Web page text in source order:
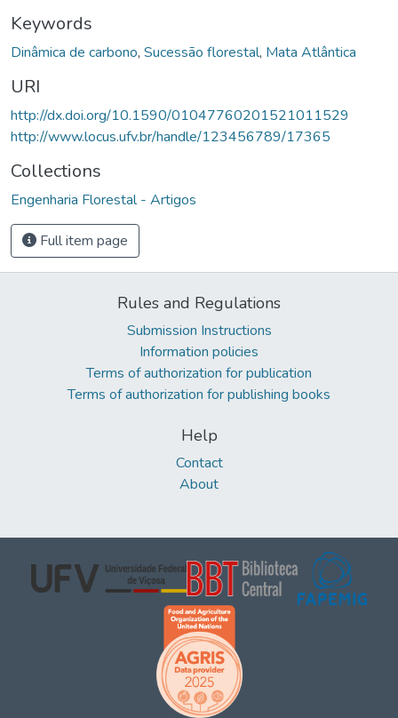
Keywords
Dinâmica de carbono, Sucessão florestal, Mata Atlântica
URI
http://dx.doi.org/10.1590/01047760201521011529
http://www.locus.ufv.br/handle/123456789/17365
Collections
Engenharia Florestal - Artigos
Full item page
Rules and Regulations
Submission Instructions
Information policies
Terms of authorization for publication
Terms of authorization for publishing books
Help
Contact
About